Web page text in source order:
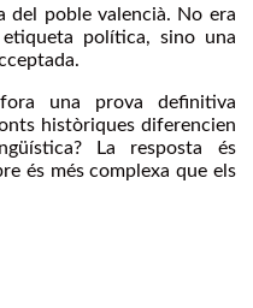
del poble valencià. No era
política, sino una
una prova definitiva
històriques diferencien
La resposta és
és més complexa que els